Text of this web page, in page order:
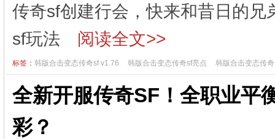
传奇sf创建行会，快来和昔日的
sf玩法
阅读全文>>
标签： 韩版合击变态传奇sf v1.76 韩版合击变态传奇sf亮点 韩版合击变态传
全新开服传奇SF！全职业平
彩？